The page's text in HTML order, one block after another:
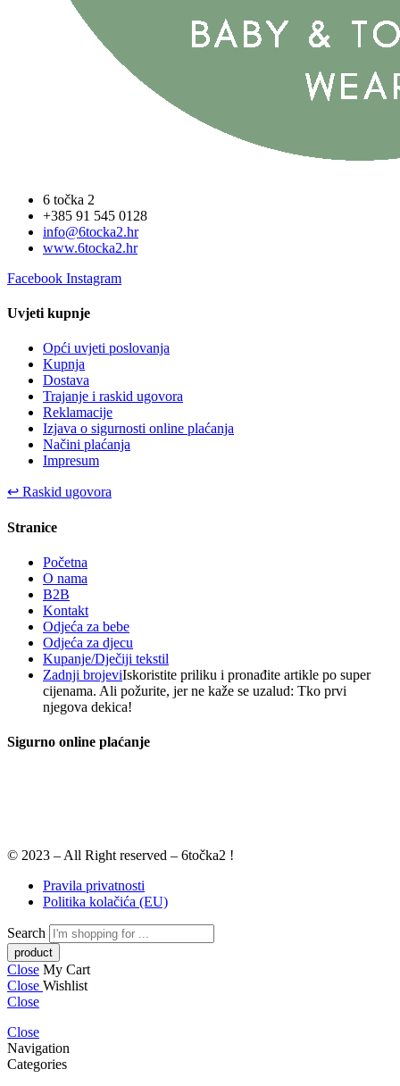
6 točka 2
+385 91 545 0128
info@6tocka2.hr
www.6tocka2.hr
Facebook Instagram
Uvjeti kupnje
Opći uvjeti poslovanja
Kupnja
Dostava
Trajanje i raskid ugovora
Reklamacije
Izjava o sigurnosti online plaćanja
Načini plaćanja
Impresum
↩ Raskid ugovora
Stranice
Početna
O nama
B2B
Kontakt
Odjeća za bebe
Odjeća za djecu
Kupanje/Dječiji tekstil
Zadnji brojeviIskoristite priliku i pronađite artikle po super
cijenama. Ali požurite, jer ne kaže se uzalud: Tko prvi
njegova dekica!
Sigurno online plaćanje
© 2023 – All Right reserved – 6točka2 !
Pravila privatnosti
Politika kolačića (EU)
Search
Close My Cart
Close Wishlist
Close
Close
Navigation
Categories